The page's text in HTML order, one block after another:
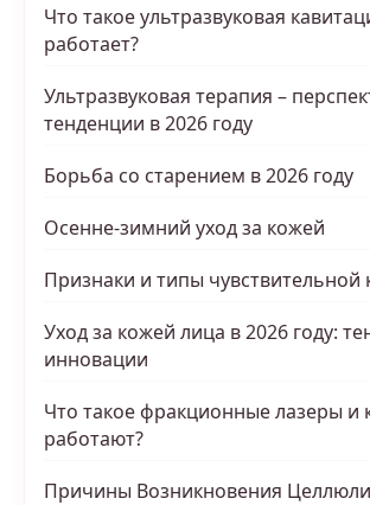
Что такое ультразвуковая
работает?
Ультразвуковая терапия –
тенденции в 2026 году
Борьба со старением в 2026 году
Осенне-зимний уход за кожей
Признаки и типы чувствительной
Уход за кожей лица в 2026 году:
инновации
Что такое фракционные лазеры и
работают?
Причины Возникновения